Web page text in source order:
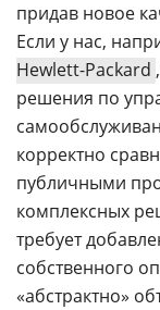
придав новое
Если у нас,
Hewlett-Packard
решения по
корректно
публичными
комплексных
требует
собственного
«абстрактно»